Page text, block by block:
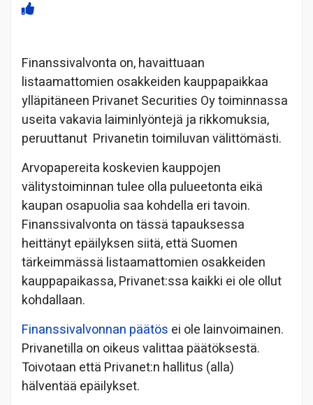
Finanssivalvonta on, havaittuaan
listaamattomien osakkeiden kauppapaikkaa
ylläpitäneen Privanet Securities Oy toiminnassa
useita vakavia laiminlyöntejä ja rikkomuksia,
peruuttanut Privanetin toimiluvan välittömästi.
Arvopapereita koskevien kauppojen
välitystoiminnan tulee olla pulueetonta eikä
kaupan osapuolia saa kohdella eri tavoin.
Finanssivalvonta on tässä tapauksessa
heittänyt epäilyksen siitä, että Suomen
tärkeimmässä listaamattomien osakkeiden
kauppapaikassa, Privanet:ssa kaikki ei ole ollut
kohdallaan.
Finanssivalvonnan päätös ei ole lainvoimainen.
Privanetilla on oikeus valittaa päätöksestä.
Toivotaan että Privanet:n hallitus (alla)
hälventää epäilykset.